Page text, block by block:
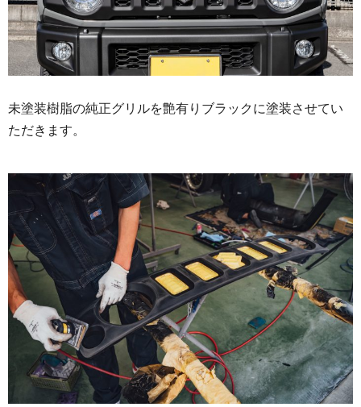
未塗装樹脂の純正グリルを艶有りブラックに塗装させてい
ただきます。